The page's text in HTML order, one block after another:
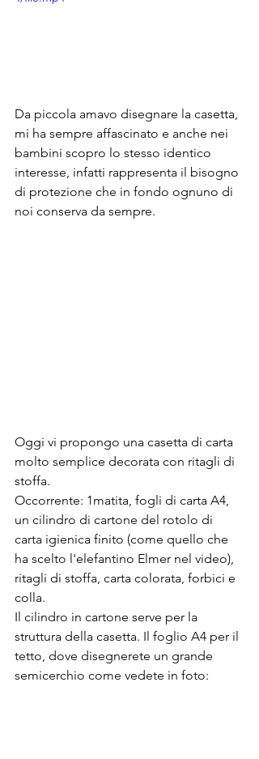
Da piccola amavo disegnare la casetta,
mi ha sempre affascinato e anche nei
bambini scopro lo stesso identico
interesse, infatti rappresenta il bisogno
di protezione che in fondo ognuno di
noi conserva da sempre.
Oggi vi propongo una casetta di carta
molto semplice decorata con ritagli di
stoffa.
Occorrente: 1matita, fogli di carta A4,
un cilindro di cartone del rotolo di
carta igienica finito (come quello che
ha scelto l'elefantino Elmer nel video),
ritagli di stoffa, carta colorata, forbici e
colla.
Il cilindro in cartone serve per la
struttura della casetta. Il foglio A4 per il
tetto, dove disegnerete un grande
semicerchio come vedete in foto: